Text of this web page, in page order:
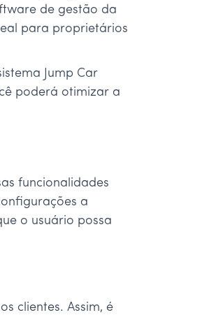
de gestão da
para proprietários
Jump Car
poderá otimizar a
funcionalidades
a
o usuário possa
clientes. Assim, é